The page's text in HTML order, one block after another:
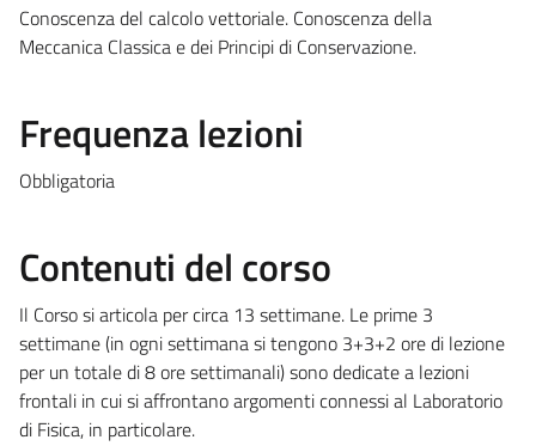
Conoscenza del calcolo vettoriale. Conoscenza della
Meccanica Classica e dei Principi di Conservazione.
Frequenza lezioni
Obbligatoria
Contenuti del corso
Il Corso si articola per circa 13 settimane. Le prime 3
settimane (in ogni settimana si tengono 3+3+2 ore di lezione
per un totale di 8 ore settimanali) sono dedicate a lezioni
frontali in cui si affrontano argomenti connessi al Laboratorio
di Fisica, in particolare.